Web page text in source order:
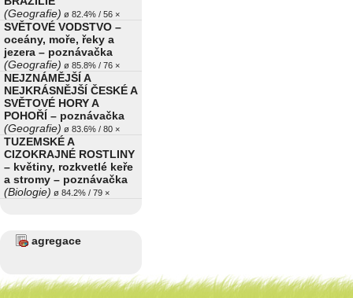
(Geografie) ø 82.4% / 56 ×
SVĚTOVÉ VODSTVO –
oceány, moře, řeky a
jezera – poznávačka
(Geografie) ø 85.8% / 76 ×
NEJZNÁMĚJŠÍ A
NEJKRÁSNĚJŠÍ ČESKÉ A
SVĚTOVÉ HORY A
POHOŘÍ – poznávačka
(Geografie) ø 83.6% / 80 ×
TUZEMSKÉ A
CIZOKRAJNÉ ROSTLINY
– květiny, rozkvetlé keře
a stromy – poznávačka
(Biologie) ø 84.2% / 79 ×
agregace